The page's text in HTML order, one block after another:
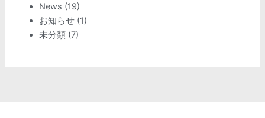
News (19)
お知らせ (1)
未分類 (7)